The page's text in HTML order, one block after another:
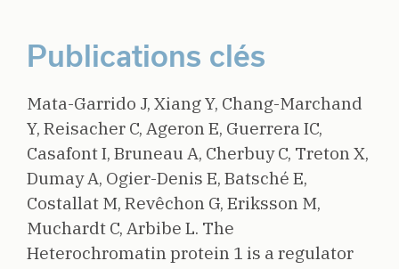
Publications clés
Mata-Garrido J, Xiang Y, Chang-Marchand
Y, Reisacher C, Ageron E, Guerrera IC,
Casafont I, Bruneau A, Cherbuy C, Treton X,
Dumay A, Ogier-Denis E, Batsché E,
Costallat M, Revêchon G, Eriksson M,
Muchardt C, Arbibe L. The
Heterochromatin protein 1 is a regulator